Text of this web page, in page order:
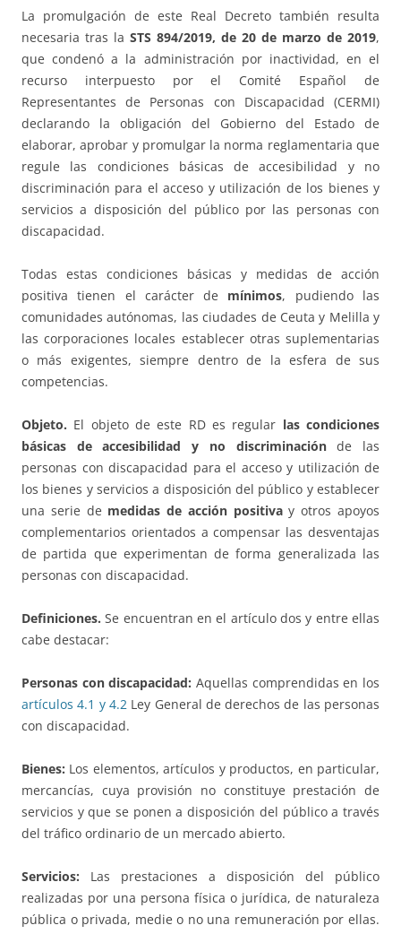
La promulgación de este Real Decreto también resulta
necesaria tras la STS 894/2019, de 20 de marzo de 2019,
que condenó a la administración por inactividad, en el
recurso interpuesto por el Comité Español de
Representantes de Personas con Discapacidad (CERMI)
declarando la obligación del Gobierno del Estado de
elaborar, aprobar y promulgar la norma reglamentaria que
regule las condiciones básicas de accesibilidad y no
discriminación para el acceso y utilización de los bienes y
servicios a disposición del público por las personas con
discapacidad.
Todas estas condiciones básicas y medidas de acción
positiva tienen el carácter de mínimos, pudiendo las
comunidades autónomas, las ciudades de Ceuta y Melilla y
las corporaciones locales establecer otras suplementarias
o más exigentes, siempre dentro de la esfera de sus
competencias.
Objeto. El objeto de este RD es regular las condiciones
básicas de accesibilidad y no discriminaciónde las
personas con discapacidad para el acceso y utilización de
los bienes y servicios a disposición del público y establecer
una serie de medidas de acción positivay otros apoyos
complementarios orientados a compensar las desventajas
de partida que experimentan de forma generalizada las
personas con discapacidad.
Definiciones.Se encuentran en el artículo dos y entre ellas
cabe destacar:
Personas con discapacidad: Aquellas comprendidas en los
artículos 4.1 y 4.2Ley General de derechos de las personas
con discapacidad.
Bienes: Los elementos, artículos y productos, en particular,
mercancías, cuya provisión no constituye prestación de
servicios y que se ponen a disposición del público a través
del tráfico ordinario de un mercado abierto.
Servicios: Las prestaciones a disposición del público
realizadas por una persona física o jurídica, de naturaleza
pública o privada, medie o no una remuneración por ellas.